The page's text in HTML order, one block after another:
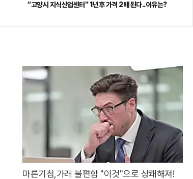
“고양시 지식산업센터” 1년후 가격 2배 된다..이유는?
마른기침,가래 불편함 "이것"으로 상쾌해져!